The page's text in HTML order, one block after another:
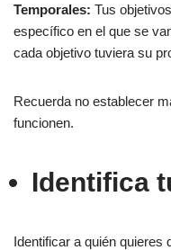
Temporales: Tus
específico en el que se
cada objetivo tuviera su
Recuerda no establecer
funcionen.
Identifica
Identificar a quién quieres